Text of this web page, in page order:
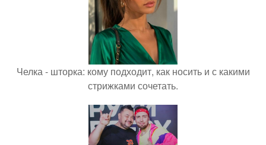
Челка - шторка: кому подходит, как носить и с какими
стрижками сочетать.